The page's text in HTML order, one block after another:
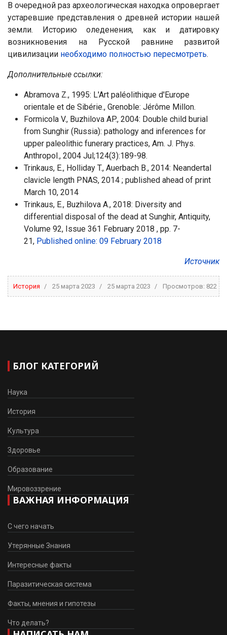
В очередной раз археологическая находка опровергает
устаревшие представления о древней истории нашей
земли. Историю оледенения, как и датировку
возникновения на Русской равнине развитой
цивилизации необходимо полностью пересмотреть.
Дополнительные ссылки:
Abramova Z., 1995: L'Art paléolithique d'Europe
orientale et de Sibérie., Grenoble: Jérôme Millon.
Formicola V., Buzhilova AP., 2004: Double child burial
from Sunghir (Russia): pathology and inferences for
upper paleolithic funerary practices, Am. J. Phys.
Anthropol., 2004 Jul;124(3):189-98.
Trinkaus, E., Holliday T., Auerbach B., 2014: Neandertal
clavicle length PNAS, 2014 ; published ahead of print
March 10, 2014
Trinkaus, E., Buzhilova A., 2018: Diversity and
differential disposal of the dead at Sunghir, Antiquity,
Volume 92, Issue 361 February 2018 , pp. 7-
21, Published online: 09 February 2018
Источник
История 25 марта 2023 25 марта 2023 Просмотров: 822
БЛОГ КАТЕГОРИЙ
Наука
История
Культура
Здоровье
Образование
Мировоззрение
ВАЖНАЯ ИНФОРМАЦИЯ
С чего начать
Утерянные Знания
Интересные факты
Паразитическая система
Факты, мнения и гипотезы
Что делать?